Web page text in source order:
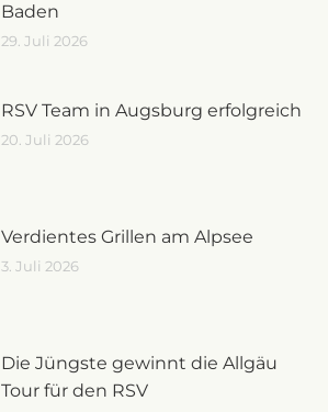
Baden
29. Juli 2026
RSV Team in Augsburg erfolgreich
20. Juli 2026
Verdientes Grillen am Alpsee
3. Juli 2026
Die Jüngste gewinnt die Allgäu
Tour für den RSV